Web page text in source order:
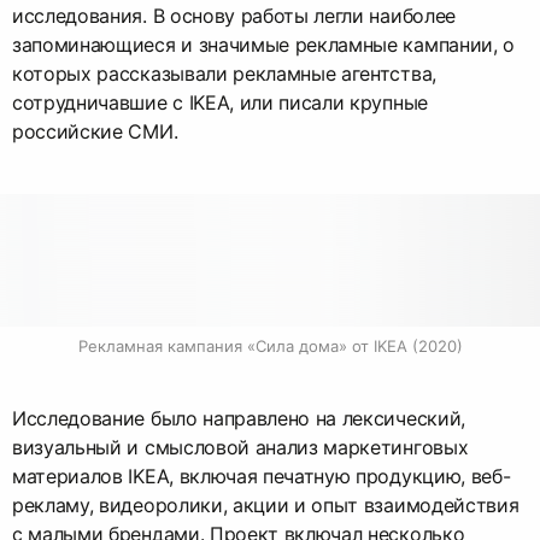
исследования. В основу работы легли наиболее
запоминающиеся и значимые рекламные кампании, о
которых рассказывали рекламные агентства,
сотрудничавшие с IKEA, или писали крупные
российские СМИ.
Рекламная кампания «Сила дома» от IKEA (2020)
Исследование было направлено на лексический,
визуальный и смысловой анализ маркетинговых
материалов IKEA, включая печатную продукцию, веб-
рекламу, видеоролики, акции и опыт взаимодействия
с малыми брендами. Проект включал несколько